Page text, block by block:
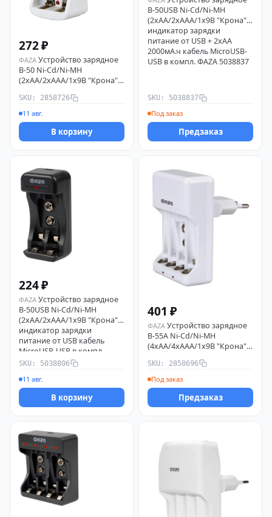
272 ₽
ФАZА Устройство зарядное
B-50 Ni-Cd/Ni-MH
(2хAA/2хAAA/1х9В "Крона")
складывающ. вилка ФАZА
2858726
SKU: 2858726
11 авг.
В корзину
B-50USB Ni-Cd/Ni-MH
(2хAA/2хAAA/1х9В "Крона")
индикатор зарядки
питание от USB + 2хAA
2000мА.ч кабель MicroUSB-
USB в компл. ФАZА 5038837
SKU: 5038837
Под заказ
Предзаказ
224 ₽
ФАZА Устройство зарядное
B-50USB Ni-Cd/Ni-MH
(2хAA/2хAAA/1х9В "Крона")
индикатор зарядки
питание от USB кабель
MicroUSB-USB в компл.
ФАZА 5038806
SKU: 5038806
11 авг.
В корзину
401 ₽
ФАZА Устройство зарядное
B-55A Ni-Cd/Ni-MH
(4хAA/4хAAA/1х9В "Крона")
складывающ. вилка ФАZА
2858696
SKU: 2858696
Под заказ
Предзаказ